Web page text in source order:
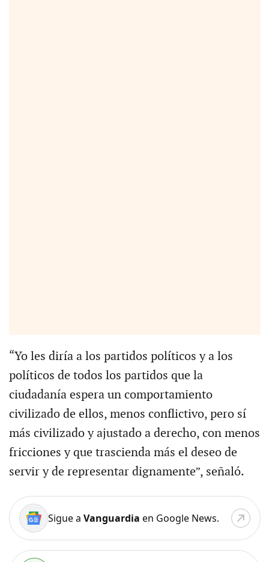
“Yo les diría a los partidos políticos y a los
políticos de todos los partidos que la
ciudadanía espera un comportamiento
civilizado de ellos, menos conflictivo, pero sí
más civilizado y ajustado a derecho, con menos
fricciones y que trascienda más el deseo de
servir y de representar dignamente”, señaló.
Sigue a Vanguardia en Google News.